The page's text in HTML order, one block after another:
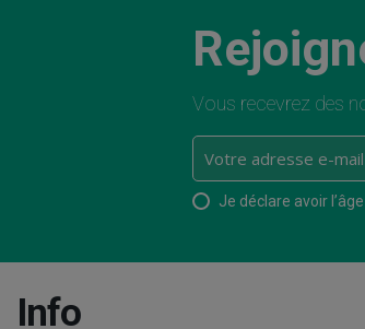
Vous recevrez des
Je déclare avoir
Info